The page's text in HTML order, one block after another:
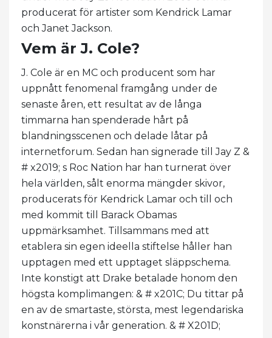
producerat för artister som Kendrick Lamar
och Janet Jackson.
Vem är J. Cole?
J. Cole är en MC och producent som har
uppnått fenomenal framgång under de
senaste åren, ett resultat av de långa
timmarna han spenderade hårt på
blandningsscenen och delade låtar på
internetforum. Sedan han signerade till Jay Z &
# x2019; s Roc Nation har han turnerat över
hela världen, sålt enorma mängder skivor,
producerats för Kendrick Lamar och till och
med kommit till Barack Obamas
uppmärksamhet. Tillsammans med att
etablera sin egen ideella stiftelse håller han
upptagen med ett upptaget släppschema.
Inte konstigt att Drake betalade honom den
högsta komplimangen: & # x201C; Du tittar på
en av de smartaste, största, mest legendariska
konstnärerna i vår generation. & # X201D;